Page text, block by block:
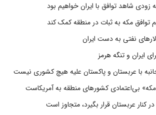
شاهد توافق با ایران خواهیم بود
توافق مکه به ثبات در منطقه کمک کند
ایران و تنگه هرمز
با عربستان و پاکستان علیه هیچ کشوری نیست
مکه» بی‌اعتمادی کشورهای منطقه به آمریکاست
عربستان قرار بگیرد، متجاوز است